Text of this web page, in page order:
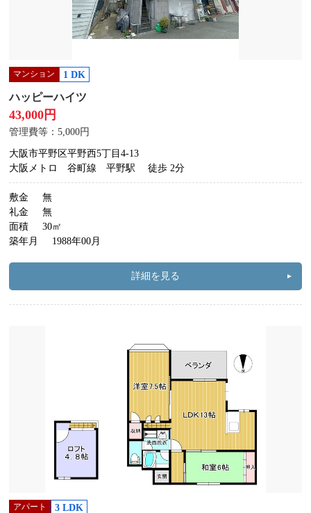
マンション 1 DK
ハッピーハイツ
43,000円
管理費等：5,000円
大阪市平野区平野西5丁目4-13
大阪メトロ 谷町線 平野駅 徒歩 2分
敷金
無
礼金
無
面積
30㎡
築年月
1988年00月
詳細を見る
アパート 3 LDK